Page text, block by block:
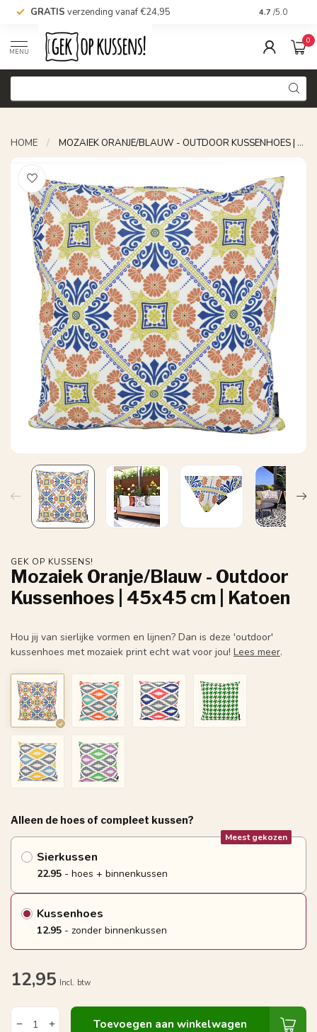
GRATIS verzending vanaf €24,95 Voor 16.00
4.7 /5.0
MENU
0
HOME / MOZAIEK ORANJE/BLAUW - OUTDOOR KUSSENHOES | 45X45 CM | KATOEN
GEK OP KUSSENS!
Mozaiek Oranje/Blauw - Outdoor
Kussenhoes | 45x45 cm | Katoen
Hou jij van sierlijke vormen en lijnen? Dan is deze 'outdoor'
kussenhoes met mozaiek print echt wat voor jou! Lees meer.
Alleen de hoes of compleet kussen?
Sierkussen
Meest gekozen
22.95 - hoes + binnenkussen
Kussenhoes
12.95 - zonder binnenkussen
12,95 Incl. btw
Toevoegen aan winkelwagen